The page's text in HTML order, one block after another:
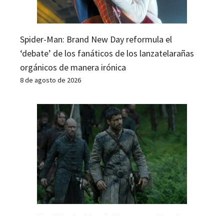
Spider-Man: Brand New Day reformula el
‘debate’ de los fanáticos de los lanzatelarañas
orgánicos de manera irónica
8 de agosto de 2026